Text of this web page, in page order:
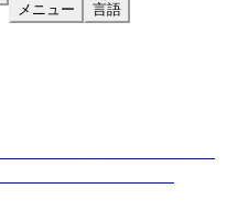
メニュー
言語